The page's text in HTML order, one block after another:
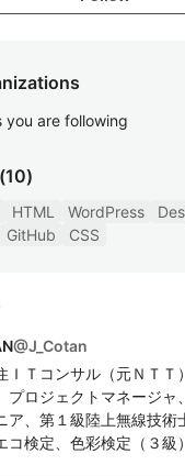
you are following
(10)
HTML WordPress
GitHub CSS
@J_Cotan
ＩＴコンサル（元ＮＴＴ
プロジェクトマネージャ
ア、第１級陸上無線技術
コ検定、色彩検定（３級